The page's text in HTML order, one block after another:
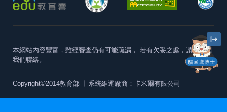
貓頭鷹博士
本網站內容豐富，雖經審查仍有可能疏漏， 若有欠妥之處，請隨時與
我們聯絡。
Copyright©2014教育部 丨系統維運廠商：卡米爾有限公司